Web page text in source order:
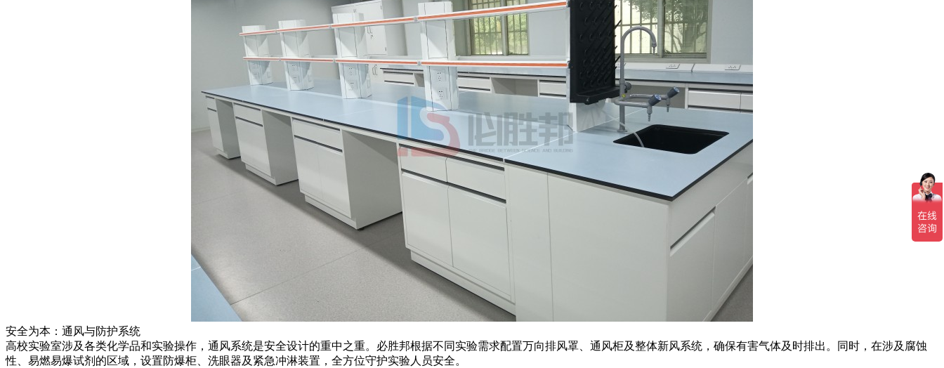
安全为本：通风与防护系统
高校实验室涉及各类化学品和实验操作，通风系统是安全设计的重中之重。必胜邦根据不同实验需求配置万向排风罩、通风柜及整体新风系统，确保有害气体及时排出。同时，在涉及腐蚀
性、易燃易爆试剂的区域，设置防爆柜、洗眼器及紧急冲淋装置，全方位守护实验人员安全。